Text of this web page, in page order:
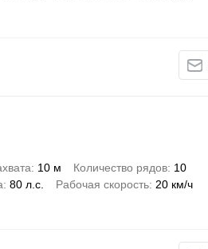
10 м Количество рядов 10
80 л.с. Рабочая скорость 20 км/ч